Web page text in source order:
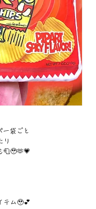
袋ごと
り
🧻🥹🫶💗
テム🥹💕